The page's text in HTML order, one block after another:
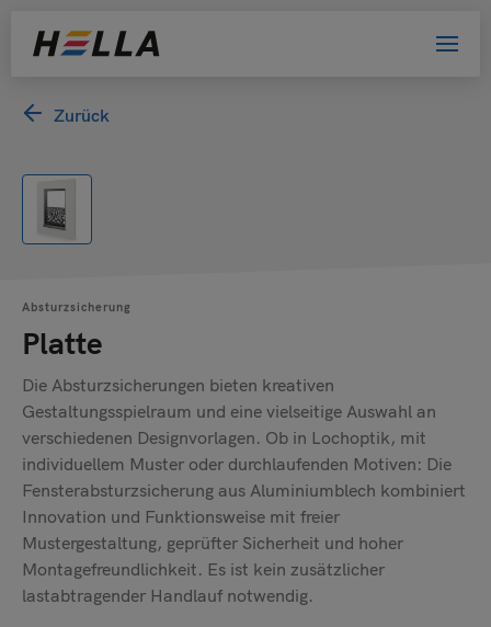
Zurück
Absturzsicherung
Platte
Die Absturzsicherungen bieten kreativen
Gestaltungsspielraum und eine vielseitige Auswahl an
verschiedenen Designvorlagen. Ob in Lochoptik, mit
individuellem Muster oder durchlaufenden Motiven: Die
Fensterabsturzsicherung aus Aluminiumblech kombiniert
Innovation und Funktionsweise mit freier
Mustergestaltung, geprüfter Sicherheit und hoher
Montagefreundlichkeit. Es ist kein zusätzlicher
lastabtragender Handlauf notwendig.
Willkommen bei HELLA!
Bitte wählen Sie Ihre Kundengruppe
Bewerber
Sonstige
Senden